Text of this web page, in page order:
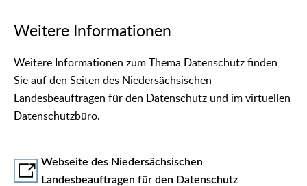
Weitere Informationen
Weitere Informationen zum Thema Datenschutz finden
Sie auf den Seiten des Niedersächsischen
Landesbeauftragen für den Datenschutz und im virtuellen
Datenschutzbüro.
Webseite des Niedersächsischen
Landesbeauftragen für den Datenschutz